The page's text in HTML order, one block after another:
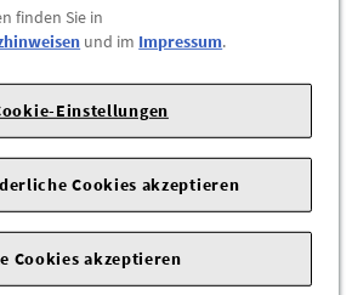
finden Sie in
und im Impressum.
Einstellungen
Cookies akzeptieren
Cookies akzeptieren